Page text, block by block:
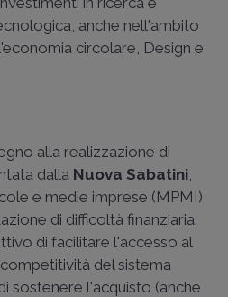
anche nell'ambito
circolare, Design e
alla realizzazione di
dalla Nuova Sabatini
e medie imprese (MPMI)
di difficoltà finanziaria.
di facilitare l'accesso al
del sistema
sostenere l'acquisto (anche